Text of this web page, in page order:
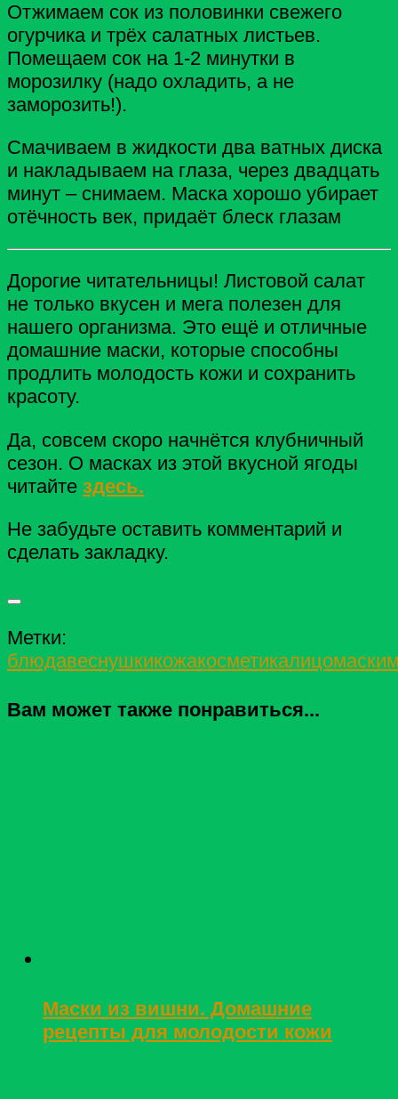
Отжимаем сок из половинки свежего
огурчика и трёх салатных листьев.
Помещаем сок на 1-2 минутки в
морозилку (надо охладить, а не
заморозить!).
Смачиваем в жидкости два ватных диска
и накладываем на глаза, через двадцать
минут – снимаем. Маска хорошо убирает
отёчность век, придаёт блеск глазам
Дорогие читательницы! Листовой салат
не только вкусен и мега полезен для
нашего организма. Это ещё и отличные
домашние маски, которые способны
продлить молодость кожи и сохранить
красоту.
Да, совсем скоро начнётся клубничный
сезон. О масках из этой вкусной ягоды
читайте здесь.
Не забудьте оставить комментарий и
сделать закладку.
Метки:
блюдавеснушкикожакосметикалицомаски
Вам может также понравиться...
Маски из вишни. Домашние
рецепты для молодости кожи